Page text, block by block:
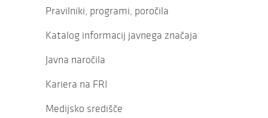
Pravilniki, programi, poročila
Katalog informacij javnega značaja
Javna naročila
Kariera na FRI
Medijsko središče